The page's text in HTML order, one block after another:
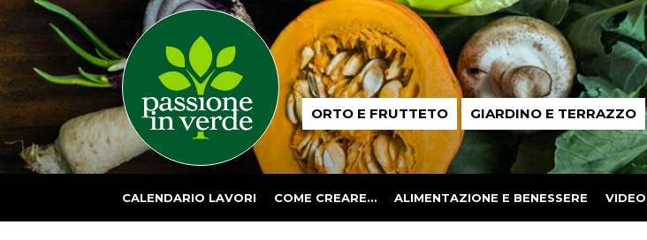
Passione
in ORTO E FRUTTETO GIARDINO E TERRAZZO
CALENDARIO LAVORI COME CREARE… ALIMENTAZIONE E BENESSERE VIDEO